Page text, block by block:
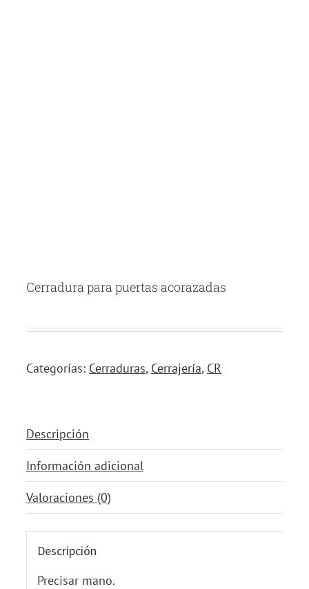
Cerradura para puertas acorazadas
Categorías: Cerraduras, Cerrajería, CR
Descripción
Información adicional
Valoraciones (0)
Descripción
Precisar mano.